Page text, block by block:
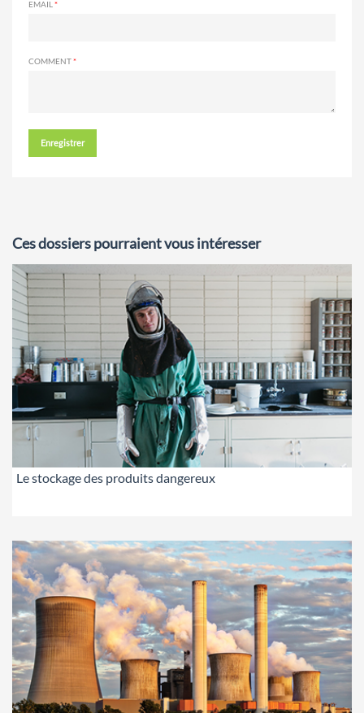
EMAIL
COMMENT
Enregistrer
Ces dossiers pourraient vous intéresser
Le stockage des produits dangereux